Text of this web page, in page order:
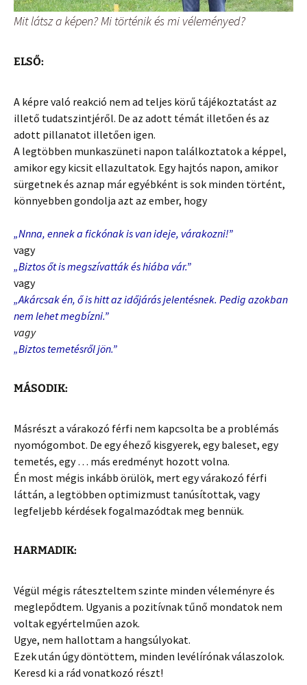
Mit látsz a képen? Mi történik és mi véleményed?
ELSŐ:
A képre való reakció nem ad teljes körű tájékoztatást az
illető tudatszintjéről. De az adott témát illetően és az
adott pillanatot illetően igen.
A legtöbben munkaszüneti napon találkoztatok a képpel,
amikor egy kicsit ellazultatok. Egy hajtós napon, amikor
sürgetnek és aznap már egyébként is sok minden történt,
könnyebben gondolja azt az ember, hogy
„Nnna, ennek a fickónak is van ideje, várakozni!”
vagy
„Biztos őt is megszívatták és hiába vár.”
vagy
„Akárcsak én, ő is hitt az időjárás jelentésnek. Pedig azokban
nem lehet megbízni.”
vagy
„Biztos temetésről jön.”
MÁSODIK:
Másrészt a várakozó férfi nem kapcsolta be a problémás
nyomógombot. De egy éhező kisgyerek, egy baleset, egy
temetés, egy … más eredményt hozott volna.
Én most mégis inkább örülök, mert egy várakozó férfi
láttán, a legtöbben optimizmust tanúsítottak, vagy
legfeljebb kérdések fogalmazódtak meg bennük.
HARMADIK:
Végül mégis ráteszteltem szinte minden véleményre és
meglepődtem. Ugyanis a pozitívnak tűnő mondatok nem
voltak egyértelműen azok.
Ugye, nem hallottam a hangsúlyokat.
Ezek után úgy döntöttem, minden levélírónak válaszolok.
Keresd ki a rád vonatkozó részt!